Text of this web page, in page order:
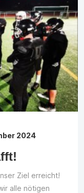
2024
Ziel erreicht!
alle nötigen